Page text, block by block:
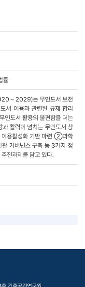
률
～2029)는 무인도서 보전
서 이용과 관련된 규제 합리
인도서 활용의 불편함을 더는
과 활력이 넘치는 무인도서 창
용활성화 기반 마련 ②과학
거버넌스 구축 등 3가지 정
진과제를 담고 있다.